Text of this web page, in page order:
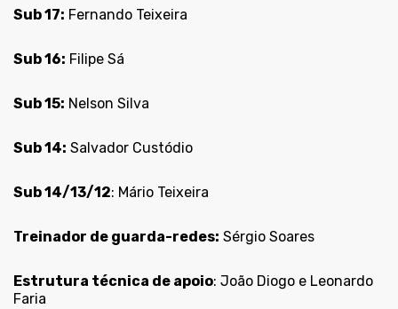
Sub 17: Fernando Teixeira
Sub 16: Filipe Sá
Sub 15: Nelson Silva
Sub 14: Salvador Custódio
Sub 14/13/12: Mário Teixeira
Treinador de guarda-redes: Sérgio Soares
Estrutura técnica de apoio: João Diogo e Leonardo
Faria